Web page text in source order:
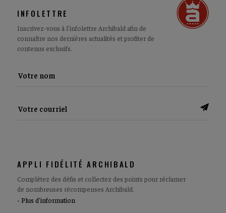
INFOLETTRE
Inscrivez-vous à l'infolettre Archibald afin de
connaître nos dernières actualités et profiter de
contenus exclusifs.
APPLI FIDÉLITÉ ARCHIBALD
Complétez des défis et collectez des points pour réclamer
de nombreuses récompenses Archibald.
Plus d'information